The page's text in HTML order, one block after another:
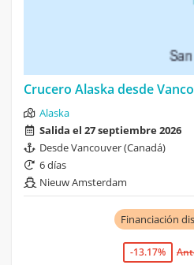
Crucero Alaska desde
Alaska
Salida el 27 septiembre 2026
Desde Vancouver (Canadá)
6 días
Nieuw Amsterdam
Financiación
-13.17%